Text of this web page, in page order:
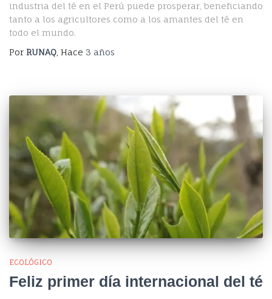
industria del té en el Perú puede prosperar, beneficiando
tanto a los agricultores como a los amantes del té en
todo el mundo.
Por RUNAQ , Hace 3 años
ECOLÓGICO
Feliz primer día internacional del té